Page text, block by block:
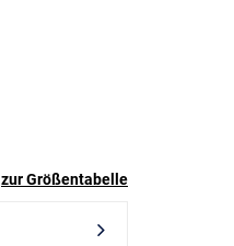
zur Größentabelle